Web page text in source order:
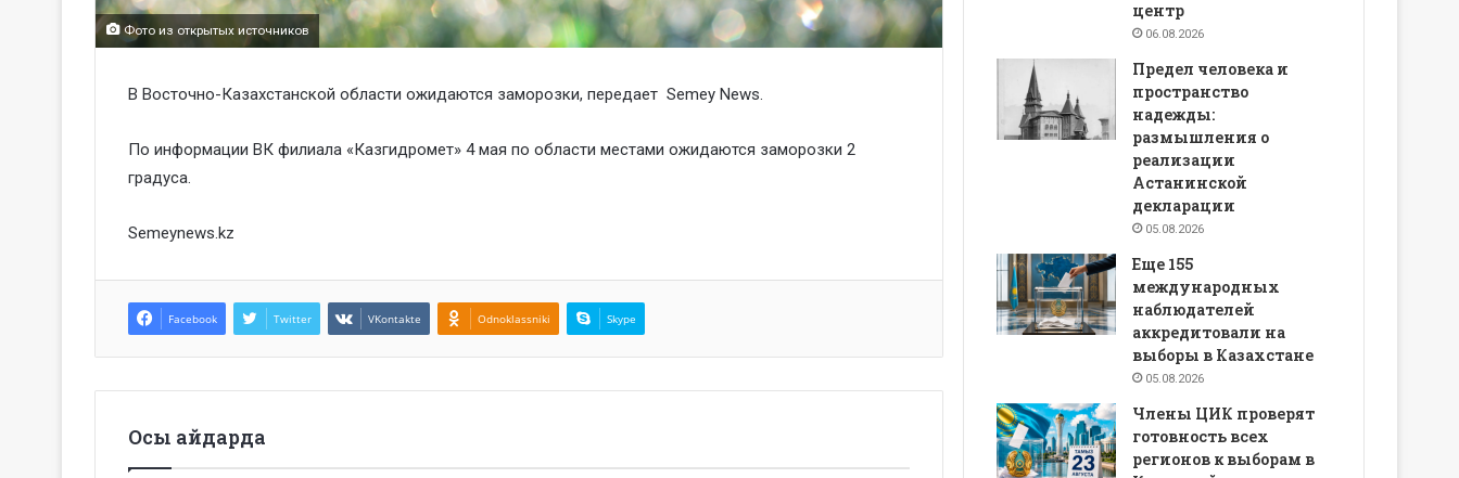
Фото из открытых источников
️В Восточно-Казахстанской области ожидаются заморозки, передает Semey News.
По информации ВК филиала «Казгидромет» 4 мая по области местами ожидаются заморозки 2
градуса.
Semeynews.kz
Facebook Twitter VKontakte Odnoklassniki Skype
Осы айдарда
центр
06.08.2026
Предел человека и
пространство
надежды:
размышления о
реализации
Астанинской
декларации
05.08.2026
Еще 155
международных
наблюдателей
аккредитовали на
выборы в Казахстане
05.08.2026
Члены ЦИК проверят
готовность всех
регионов к выборам в